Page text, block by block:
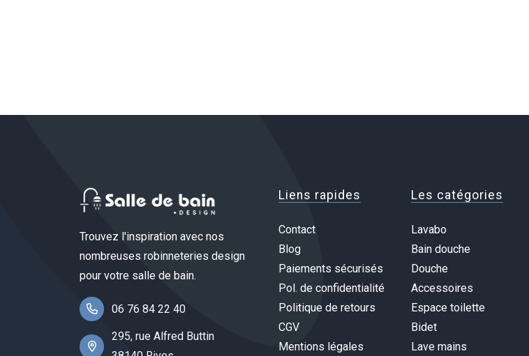
Trouvez l'inspiration avec nos
nombreuses robinneteries design
pour votre salle de bain.
06 76 84 22 40
295, rue Alfred Buttin
Liens rapides
Contact
Blog
Paiements sécurisés
Pol. de confidentialité
Politique de retours
CGV
Mentions légales
Les catégories
Lavabo
Bain douche
Douche
Accessoires
Espace toilette
Bidet
Lave mains